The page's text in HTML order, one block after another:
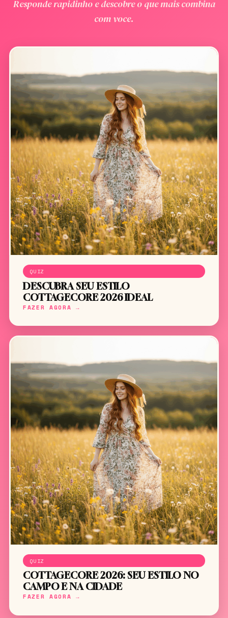
Responde rapidinho e descobre o que mais combina
com voce.
QUIZ
DESCUBRA SEU ESTILO
COTTAGECORE 2026 IDEAL
FAZER AGORA →
QUIZ
COTTAGECORE 2026: SEU ESTILO NO
CAMPO E NA CIDADE
FAZER AGORA →